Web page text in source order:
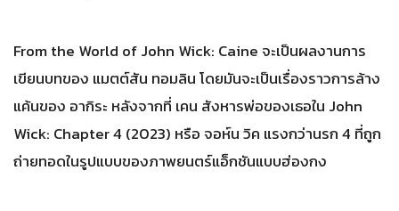
From the World of John Wick: Caine จะเป็นผลงานการ
เขียนบทของ แมตต์สัน ทอมลิน โดยมันจะเป็นเรื่องราวการล้าง
แค้นของ อากิระ หลังจากที่ เคน สังหารพ่อของเธอใน John
Wick: Chapter 4 (2023) หรือ จอห์น วิค แรงกว่านรก 4 ที่ถูก
ถ่ายทอดในรูปแบบของภาพยนตร์แอ็กชันแบบฮ่องกง